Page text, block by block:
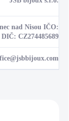
nad Nisou IČO:
DIČ: CZ274485689